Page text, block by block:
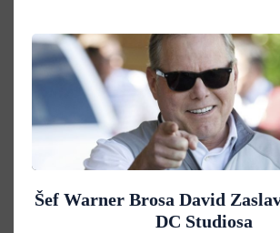
Šef Warner Brosa David
DC Studiosa